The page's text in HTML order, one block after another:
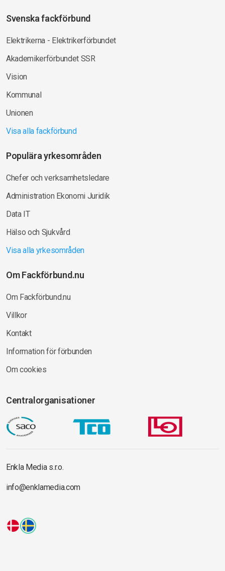
Svenska fackförbund
Elektrikerna - Elektrikerförbundet
Akademikerförbundet SSR
Vision
Kommunal
Unionen
Visa alla fackförbund
Populära yrkesområden
Chefer och verksamhetsledare
Administration Ekonomi Juridik
Data IT
Hälso och Sjukvård
Visa alla yrkesområden
Om Fackförbund.nu
Om Fackförbund.nu
Villkor
Kontakt
Information för förbunden
Om cookies
Centralorganisationer
Enkla Media s.r.o.
info@enklamedia.com